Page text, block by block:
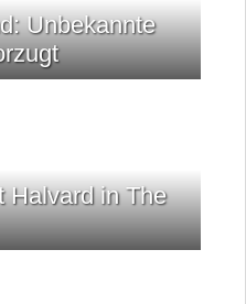
Unbekannte
Halvard in The